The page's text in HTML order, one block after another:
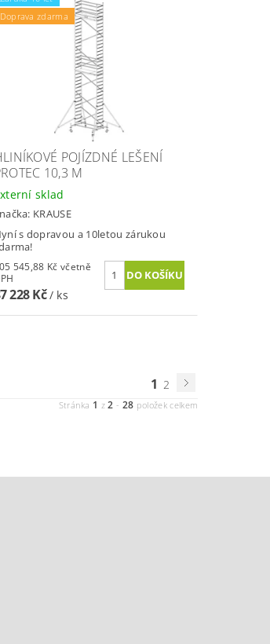
Doprava zdarma
POJÍZDNÉ LEŠENÍ
10,3 M
sklad
KRAUSE
s dopravou a 10letou zárukou
545,88 Kč včetně
228 Kč/ ks
1 2
Stránka 1 z2 - 28 položek celkem